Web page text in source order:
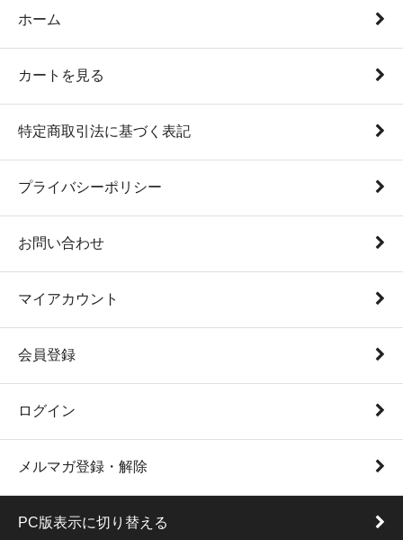
ホーム
カートを見る
特定商取引法に基づく表記
プライバシーポリシー
お問い合わせ
マイアカウント
会員登録
ログイン
メルマガ登録・解除
PC版表示に切り替える